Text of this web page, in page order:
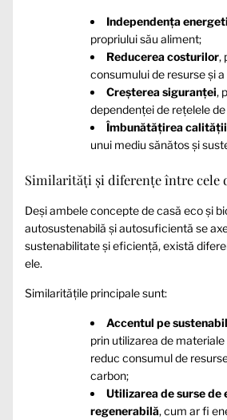
Independența
propriului său aliment;
Reducerea costurilor,
consumului de resurse și
Creșterea siguranței,
dependenței de rețelele
Îmbunătățirea
unui mediu sănătos și
Similarități și diferențe între cele
Deși ambele concepte de casă eco și
autosustenabilă și autosuficientă se
sustenabilitate și eficiență, există
ele.
Similaritățile principale sunt:
Accentul pe
prin utilizarea de
reduc consumul de
carbon;
Utilizarea de surse de
regenerabilă, cum ar fi